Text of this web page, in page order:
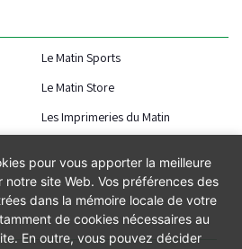
Le Matin Sports
Le Matin Store
Les Imprimeries du Matin
pour vous apporter la meilleure
site Web. Vos préférences des
dans la mémoire locale de votre
de cookies nécessaires au
En outre, vous pouvez décider